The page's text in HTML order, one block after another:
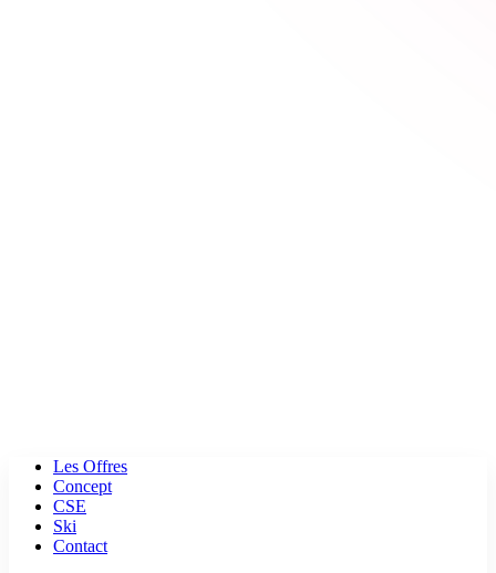
Les Offres
Concept
CSE
Ski
Contact